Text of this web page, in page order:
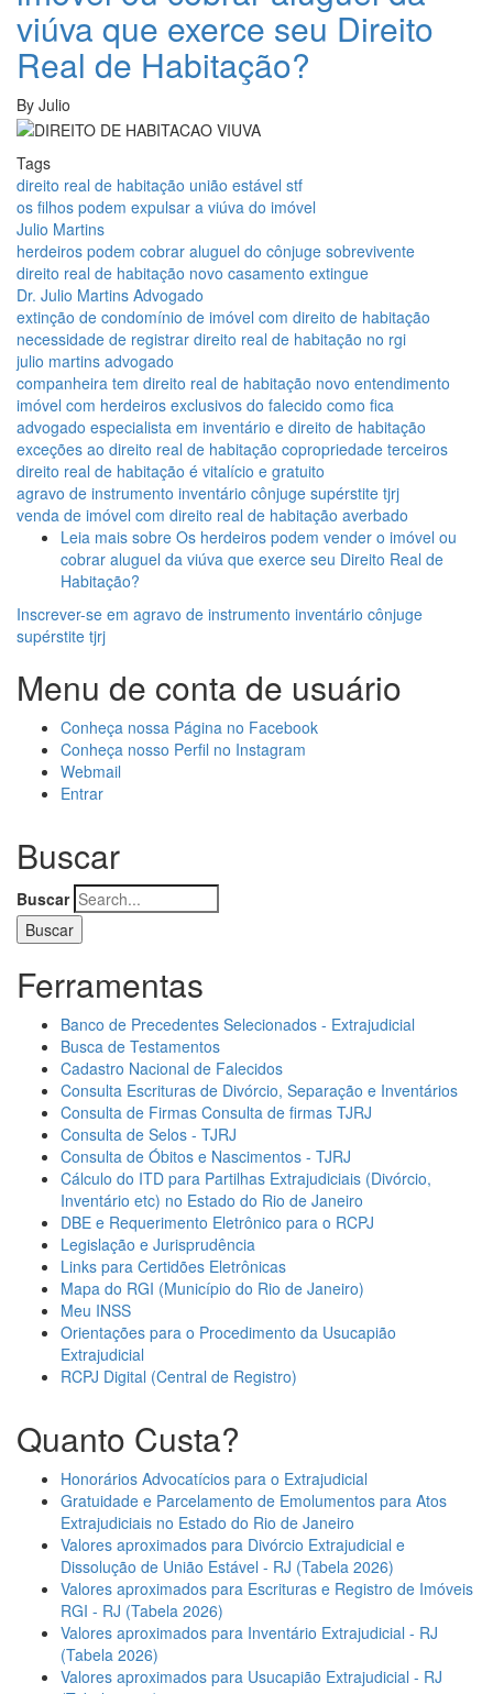
viúva que exerce seu Direito
Real de Habitação?
By Julio
Tags
direito real de habitação união estável stf
os filhos podem expulsar a viúva do imóvel
Julio Martins
herdeiros podem cobrar aluguel do cônjuge sobrevivente
direito real de habitação novo casamento extingue
Dr. Julio Martins Advogado
extinção de condomínio de imóvel com direito de habitação
necessidade de registrar direito real de habitação no rgi
julio martins advogado
companheira tem direito real de habitação novo entendimento
imóvel com herdeiros exclusivos do falecido como fica
advogado especialista em inventário e direito de habitação
exceções ao direito real de habitação copropriedade terceiros
direito real de habitação é vitalício e gratuito
agravo de instrumento inventário cônjuge supérstite tjrj
venda de imóvel com direito real de habitação averbado
Leia mais sobre Os herdeiros podem vender o imóvel ou
cobrar aluguel da viúva que exerce seu Direito Real de
Habitação?
Inscrever-se em agravo de instrumento inventário cônjuge
supérstite tjrj
Menu de conta de usuário
Conheça nossa Página no Facebook
Conheça nosso Perfil no Instagram
Webmail
Entrar
Buscar
Buscar
Ferramentas
Banco de Precedentes Selecionados - Extrajudicial
Busca de Testamentos
Cadastro Nacional de Falecidos
Consulta Escrituras de Divórcio, Separação e Inventários
Consulta de Firmas Consulta de firmas TJRJ
Consulta de Selos - TJRJ
Consulta de Óbitos e Nascimentos - TJRJ
Cálculo do ITD para Partilhas Extrajudiciais (Divórcio,
Inventário etc) no Estado do Rio de Janeiro
DBE e Requerimento Eletrônico para o RCPJ
Legislação e Jurisprudência
Links para Certidões Eletrônicas
Mapa do RGI (Município do Rio de Janeiro)
Meu INSS
Orientações para o Procedimento da Usucapião
Extrajudicial
RCPJ Digital (Central de Registro)
Quanto Custa?
Honorários Advocatícios para o Extrajudicial
Gratuidade e Parcelamento de Emolumentos para Atos
Extrajudiciais no Estado do Rio de Janeiro
Valores aproximados para Divórcio Extrajudicial e
Dissolução de União Estável - RJ (Tabela 2026)
Valores aproximados para Escrituras e Registro de Imóveis
RGI - RJ (Tabela 2026)
Valores aproximados para Inventário Extrajudicial - RJ
(Tabela 2026)
Valores aproximados para Usucapião Extrajudicial - RJ